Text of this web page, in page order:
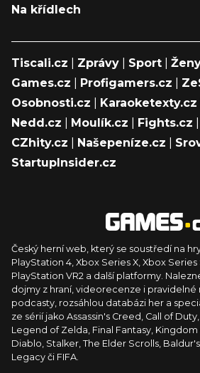
Na křídlech
Tiscali.cz Zprávy Sport
Games.cz
Profigamers.cz
Osobnosti.cz
Karaoketexty.cz
Nedd.cz
Moulík.cz Fights.cz
CZhity.cz
Našepeníze.cz
StartupInsider.cz
Český herní web, který se soustředí na
PlayStation 4, Xbox Series X, Xbox
PlayStation VR2 a další platformy.
dojmy z hraní, videorecenze i pravidelné
podcasty, rozsáhlou databázi her a
ze sérií jako Assassin's Creed, Call of
Legend of Zelda, Final Fantasy,
Diablo, Stalker, The Elder Scrolls,
Legacy či FIFA.